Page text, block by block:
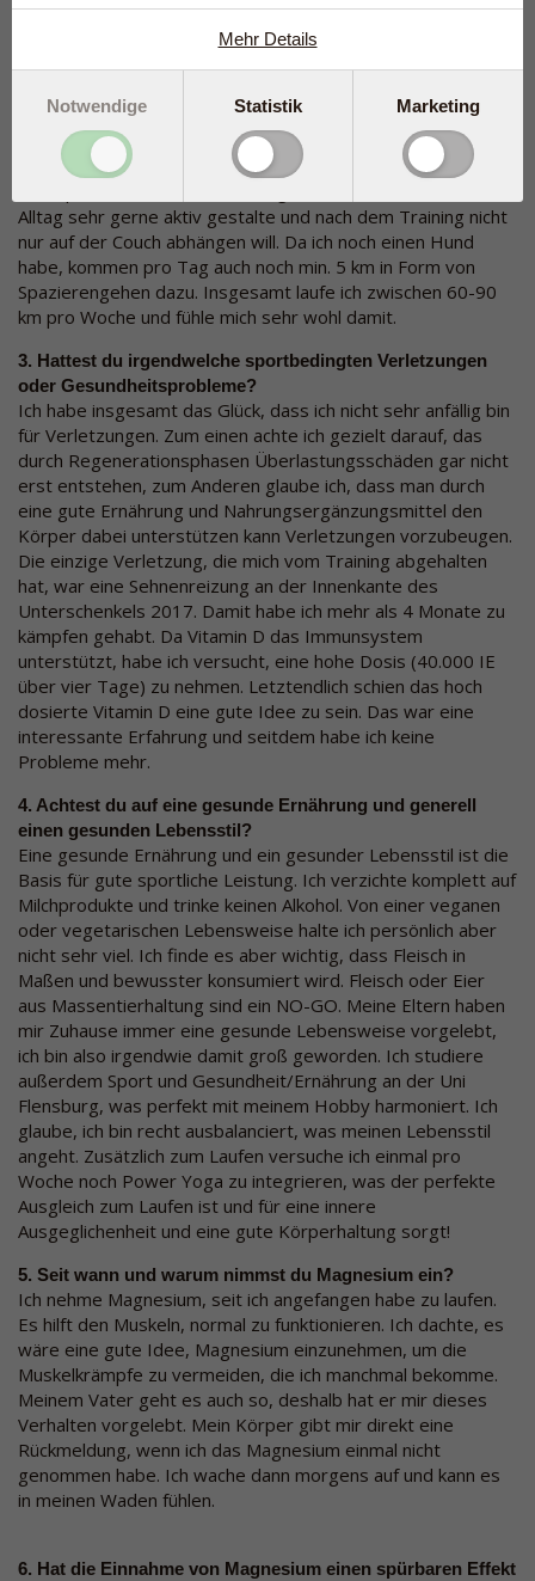
welcher Trainingsphase ich mich gerade befinde. In der
Woche vor einem wichtigen Wettkampf mache ich zwei
Pausentage, den einen jeweils immer am Tag vor dem
mir auch mehr Regenerationsphasen, damit der Reiz, der
durch die Belastung gesetzt worden ist, vernünftig
verarbeitet werden kann. Außerdem mag ich das Gefühl
Alltag sehr gerne aktiv gestalte und nach dem Training nicht
nur auf der Couch abhängen will. Da ich noch einen Hund
habe, kommen pro Tag auch noch min. 5 km in Form von
Spazierengehen dazu. Insgesamt laufe ich zwischen 60-90
km pro Woche und fühle mich sehr wohl damit.
3. Hattest du irgendwelche sportbedingten Verletzungen
oder Gesundheitsprobleme?
Ich habe insgesamt das Glück, dass ich nicht sehr anfällig bin
für Verletzungen. Zum einen achte ich gezielt darauf, das
durch Regenerationsphasen Überlastungsschäden gar nicht
erst entstehen, zum Anderen glaube ich, dass man durch
eine gute Ernährung und Nahrungsergänzungsmittel den
Körper dabei unterstützen kann Verletzungen vorzubeugen.
Die einzige Verletzung, die mich vom Training abgehalten
hat, war eine Sehnenreizung an der Innenkante des
Unterschenkels 2017. Damit habe ich mehr als 4 Monate zu
kämpfen gehabt. Da Vitamin D das Immunsystem
unterstützt, habe ich versucht, eine hohe Dosis (40.000 IE
über vier Tage) zu nehmen. Letztendlich schien das hoch
dosierte Vitamin D eine gute Idee zu sein. Das war eine
interessante Erfahrung und seitdem habe ich keine
Probleme mehr.
4. Achtest du auf eine gesunde Ernährung und generell
einen gesunden Lebensstil?
Eine gesunde Ernährung und ein gesunder Lebensstil ist die
Basis für gute sportliche Leistung. Ich verzichte komplett auf
Milchprodukte und trinke keinen Alkohol. Von einer veganen
oder vegetarischen Lebensweise halte ich persönlich aber
nicht sehr viel. Ich finde es aber wichtig, dass Fleisch in
Maßen und bewusster konsumiert wird. Fleisch oder Eier
aus Massentierhaltung sind ein NO-GO. Meine Eltern haben
mir Zuhause immer eine gesunde Lebensweise vorgelebt,
ich bin also irgendwie damit groß geworden. Ich studiere
außerdem Sport und Gesundheit/Ernährung an der Uni
Flensburg, was perfekt mit meinem Hobby harmoniert. Ich
glaube, ich bin recht ausbalanciert, was meinen Lebensstil
angeht. Zusätzlich zum Laufen versuche ich einmal pro
Woche noch Power Yoga zu integrieren, was der perfekte
Ausgleich zum Laufen ist und für eine innere
Ausgeglichenheit und eine gute Körperhaltung sorgt!
5. Seit wann und warum nimmst du Magnesium ein?
Ich nehme Magnesium, seit ich angefangen habe zu laufen.
Es hilft den Muskeln, normal zu funktionieren. Ich dachte, es
wäre eine gute Idee, Magnesium einzunehmen, um die
Muskelkrämpfe zu vermeiden, die ich manchmal bekomme.
Meinem Vater geht es auch so, deshalb hat er mir dieses
Verhalten vorgelebt. Mein Körper gibt mir direkt eine
Rückmeldung, wenn ich das Magnesium einmal nicht
genommen habe. Ich wache dann morgens auf und kann es
in meinen Waden fühlen.
6. Hat die Einnahme von Magnesium einen spürbaren Effekt
Mehr Details
Notwendige Statistik Marketing